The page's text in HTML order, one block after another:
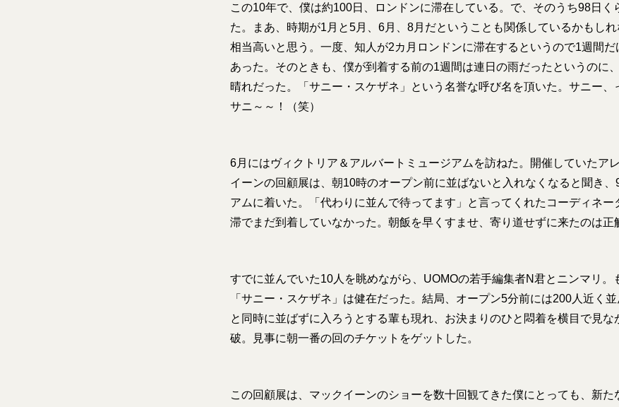
この10年で、僕は約100日、ロンドンに滞在している。で、そのうち98日く
た。まあ、時期が1月と5月、6月、8月だということも関係しているかもし
相当高いと思う。一度、知人が2カ月ロンドンに滞在するというので1週間
あった。そのときも、僕が到着する前の1週間は連日の雨だったというのに
晴れだった。「サニー・スケザネ」という名誉な呼び名を頂いた。サニー、
サニ～～！（笑）
6月にはヴィクトリア＆アルバートミュージアムを訪ねた。開催していたア
イーンの回顧展は、朝10時のオープン前に並ばないと入れなくなると聞き
アムに着いた。「代わりに並んで待ってます」と言ってくれたコーディネー
滞でまだ到着していなかった。朝飯を早くすませ、寄り道せずに来たのは正
すでに並んでいた10人を眺めながら、UOMOの若手編集者N君とニンマリ。
「サニー・スケザネ」は健在だった。結局、オープン5分前には200人近く
と同時に並ばずに入ろうとする輩も現れ、お決まりのひと悶着を横目で見な
破。見事に朝一番の回のチケットをゲットした。
この回顧展は、マックイーンのショーを数十回観てきた僕にとっても、新た